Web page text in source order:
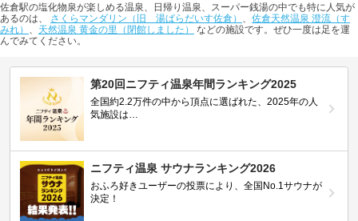
佐倉駅の塩化物泉が楽しめる温泉、日帰り温泉、スーパー銭湯の中でも特に人気が
あるのは、 さくらマンダリン（旧 湯ぱらだいす佐倉） 、 佐倉天然温泉 澄流（す
みれ） 、 天然温泉 黄金の里（閉館しました）
などの施設です。ぜひ一度は足を運
んでみてください。
第20回ニフティ温泉年間ランキング2025
全国約2.2万件の中から頂点に選ばれた、2025年の人
気施設は…
ニフティ温泉 サウナランキング2026
おふろ好きユーザーの投票により、全国No.1サウナが
決定！